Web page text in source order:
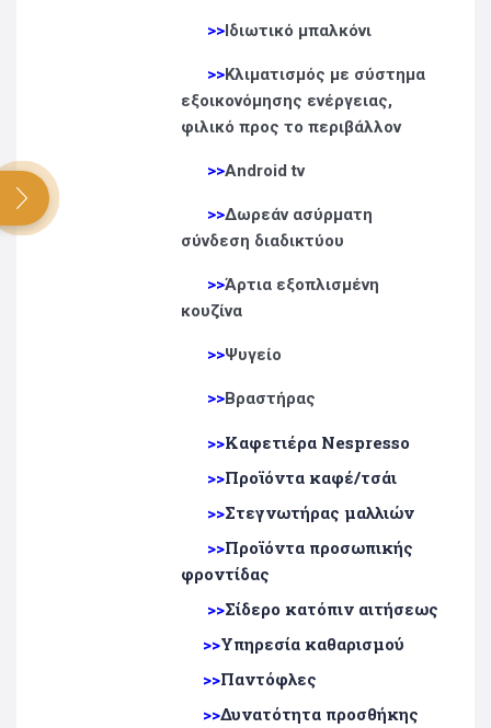
>> Ιδιωτικό μπαλκόνι
>>Κλιματισμός με σύστημα
εξοικονόμησης ενέργειας,
φιλικό προς το περιβάλλον
>>Android tv
>>Δωρεάν ασύρματη
σύνδεση διαδικτύου
>>Άρτια εξοπλισμένη
κουζίνα
>>Ψυγείο
>>Βραστήρας
>>Καφετιέρα Nespresso
>>Προϊόντα καφέ/τσάι
>>Στεγνωτήρας μαλλιών
>>Προϊόντα προσωπικής
φροντίδας
>>Σίδερο κατόπιν αιτήσεως
>>Υπηρεσία καθαρισμού
>>Παντόφλες
>>Δυνατότητα προσθήκης
Search
for: